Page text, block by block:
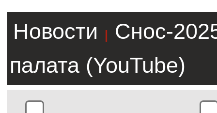
Новости |
Снос-
палата (YouTube)